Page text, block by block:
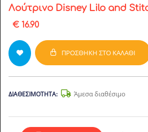
Λούτρινο Disney Lilo and
€ 16.90
ΠΡΟΣΘΉΚΗ ΣΤΟ ΚΑΛΆΘΙ
ΔΙΑΘΕΣΙΜΌΤΗΤΑ: Άμεσα διαθέσιμο